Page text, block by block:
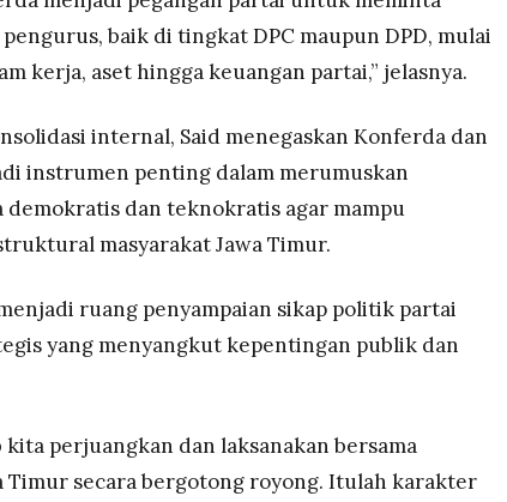
baik di tingkat DPC maupun DPD, mulai
kerja, aset hingga keuangan partai,” jelasnya.
internal, Said menegaskan Konferda dan
instrumen penting dalam merumuskan
demokratis dan teknokratis agar mampu
masyarakat Jawa Timur.
ruang penyampaian sikap politik partai
yang menyangkut kepentingan publik dan
perjuangkan dan laksanakan bersama
Timur secara bergotong royong. Itulah karakter